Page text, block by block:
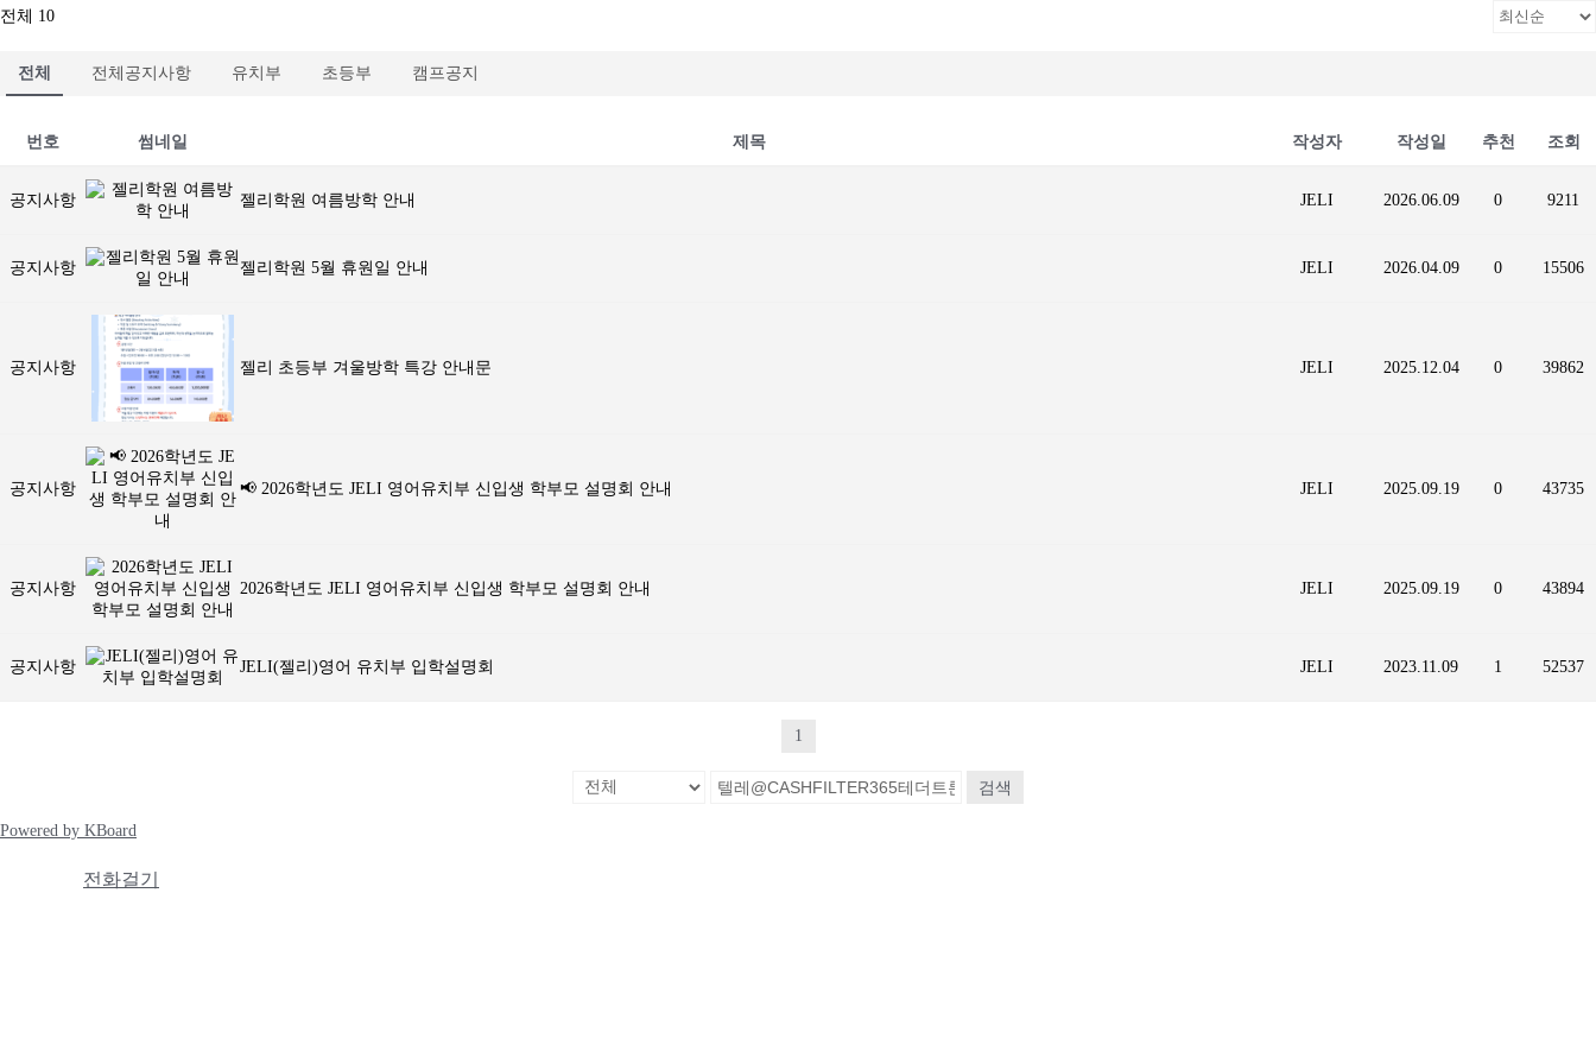
전체 10
전체 전체공지사항 유치부 초등부 캠프공지
번호 썸네일 제목 작성자 작성일 추천 조회
공지사항 젤리학원 여름방학 안내 JELI 2026.06.09 0 9211
공지사항 젤리학원 5월 휴원일 안내 JELI 2026.04.09 0 15506
공지사항 젤리 초등부 겨울방학 특강 안내문 JELI 2025.12.04 0 39862
공지사항 📢 2026학년도 JELI 영어유치부 신입생 학부모 설명회 안내 JELI 2025.09.19 0 43735
공지사항 2026학년도 JELI 영어유치부 신입생 학부모 설명회 안내 JELI 2025.09.19 0 43894
공지사항 JELI(젤리)영어 유치부 입학설명회 JELI 2023.11.09 1 52537
1
검색
Powered by KBoard
전화걸기